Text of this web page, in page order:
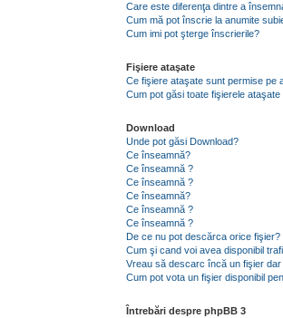
Care este diferenţa dintre a
Cum mă pot înscrie la anumite
Cum imi pot şterge înscrierile?
Fişiere ataşate
Ce fişiere ataşate sunt permise pe
Cum pot găsi toate fişierele ataşate
Download
Unde pot găsi Download?
Ce înseamnă?
Ce înseamnă ?
Ce înseamnă ?
Ce înseamnă?
Ce înseamnă ?
Ce înseamnă ?
De ce nu pot descărca orice fişier?
Cum şi cand voi avea disponibil
Vreau să descarc încă un fişier
Cum pot vota un fişier disponibil
Întrebări despre phpBB 3